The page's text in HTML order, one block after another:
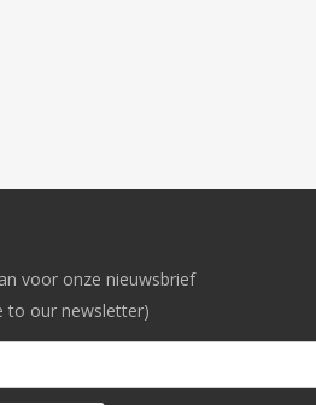
voor onze nieuwsbrief
to our newsletter)